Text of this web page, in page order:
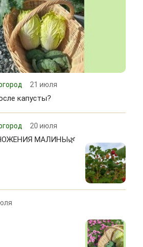
21 июля
капусты?
20 июля
МАЛИНЫ🌿